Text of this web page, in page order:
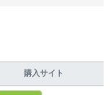
購入サイト